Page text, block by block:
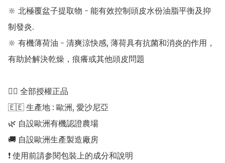
🔆 北極覆盆子提取物 - 能有效控制頭皮水份油脂平衡及抑
制發炎.
🔆 有機薄荷油 - 清爽涼快感, 薄荷具有抗菌和消炎的作用，
有助於解決乾燥，痕癢或其他頭皮問題
👍🏻 全部授權正品
🇪🇪 生產地 : 歐洲, 愛沙尼亞
🌿 自設歐洲有機認證農場
🚚 自設歐洲生產製造廠房